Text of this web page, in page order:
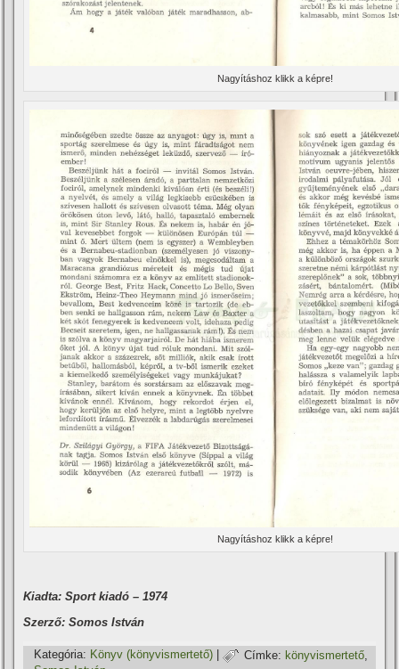
Nagyí­táshoz klikk a képre!
Nagyí­táshoz klikk a képre!
Kiadta: Sport kiadó – 1974
Szerző: Somos István
Kategória: Könyv (könyvismertető) | Címke: könyvismertető